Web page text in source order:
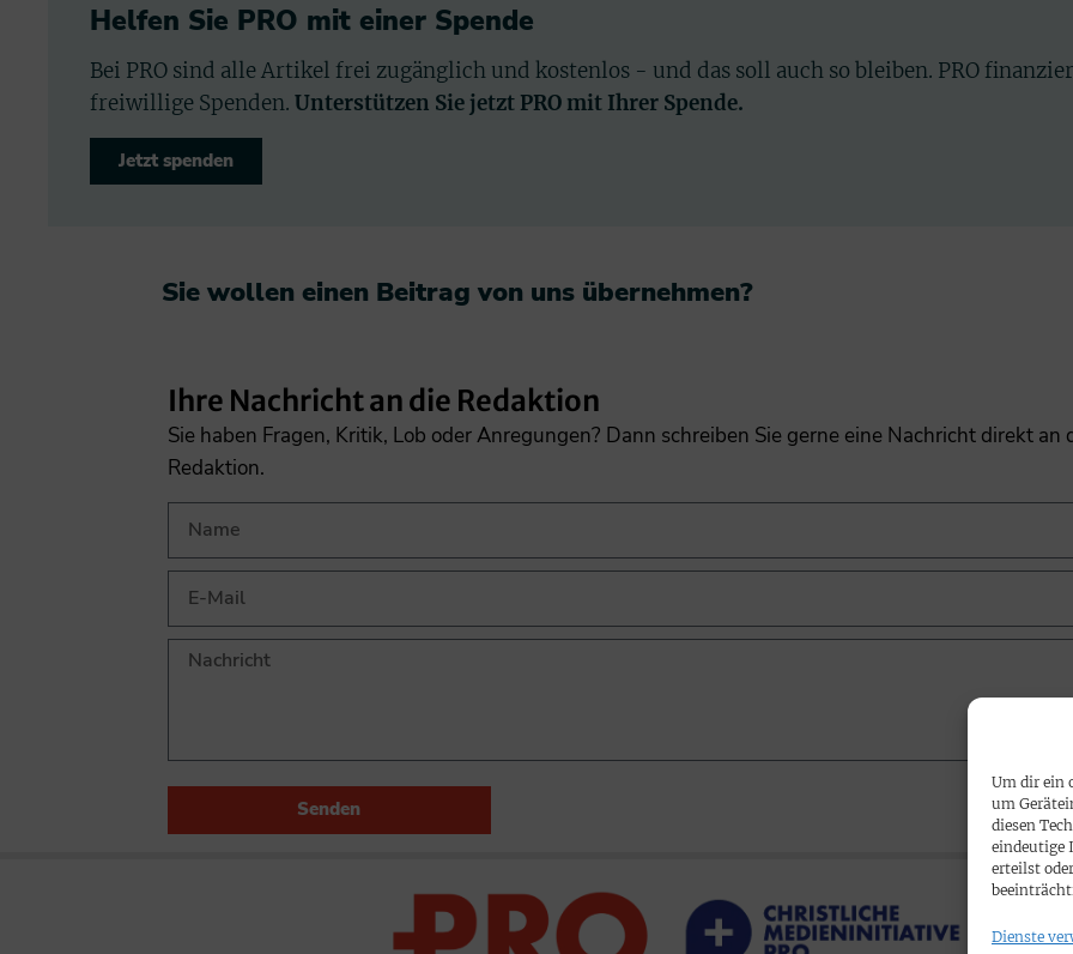
Um dir ein
um
diesen
eindeutige
erteilst
Dienste
Helfen Sie PRO mit einer Spende
Bei PRO sind alle Artikel frei zugänglich und kostenlos - und das soll auch so bleiben. PRO
freiwillige Spenden. Unterstützen Sie jetzt PRO mit Ihrer Spende.
Jetzt spenden
Sie wollen einen Beitrag von uns übernehmen?​
Ihre Nachricht an die Redaktion
Sie haben Fragen, Kritik, Lob oder Anregungen? Dann schreiben Sie gerne eine Nachricht direkt an
Redaktion.
Senden